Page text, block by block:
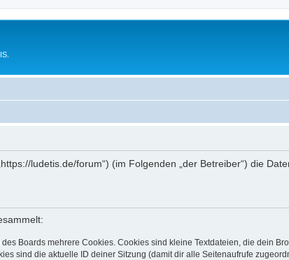
ludetis.de/forum“) (im Folgenden „der Betreiber“) die
Boards mehrere Cookies. Cookies sind kleine Textdateien, die dein
sind die aktuelle ID deiner Sitzung (damit dir alle Seitenaufrufe